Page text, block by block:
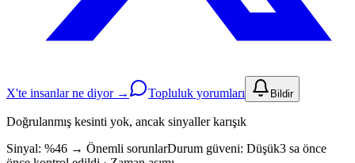
X'te insanlar ne diyor → Topluluk yorumları Bildir
Doğrulanmış kesinti yok, ancak sinyaller karışık
Sinyal: %46 → Önemli sorunlarDurum güveni: Düşük3 sa önce